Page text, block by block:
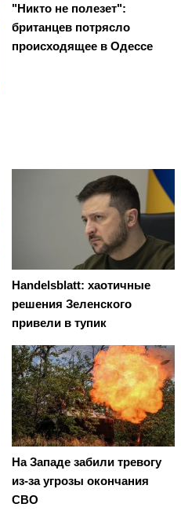
"Никто не полезет":
британцев потрясло
происходящее в Одессе
Handelsblatt: хаотичные
решения Зеленского
привели в тупик
На Западе забили тревогу
из-за угрозы окончания
СВО